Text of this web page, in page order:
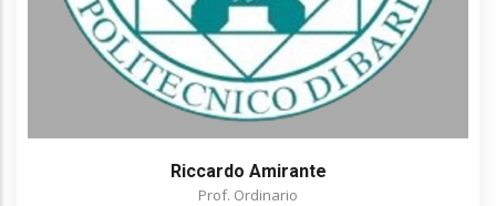
Riccardo Amirante
Prof. Ordinario